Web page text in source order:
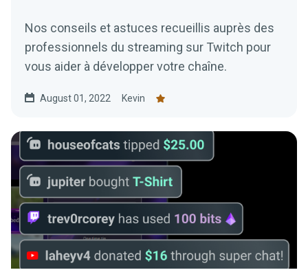
Nos conseils et astuces recueillis auprès des
professionnels du streaming sur Twitch pour
vous aider à développer votre chaîne.
August 01, 2022 Kevin